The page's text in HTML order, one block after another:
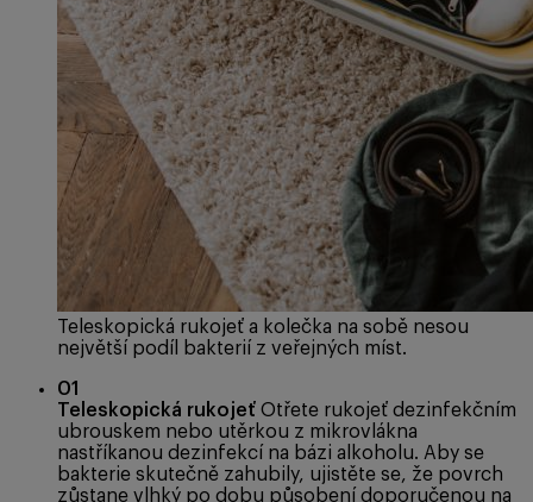
Teleskopická rukojeť a kolečka na sobě nesou
největší podíl bakterií z veřejných míst.
01
Teleskopická rukojeť Otřete rukojeť dezinfekčním
ubrouskem nebo utěrkou z mikrovlákna
nastříkanou dezinfekcí na bázi alkoholu. Aby se
bakterie skutečně zahubily, ujistěte se, že povrch
zůstane vlhký po dobu působení doporučenou na